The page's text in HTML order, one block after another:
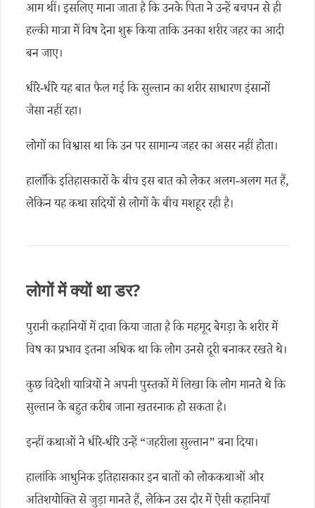
आम थीं। इसलिए माना जाता है कि उनके पिता ने उन्हें बचपन से ही
हल्की मात्रा में विष देना शुरू किया ताकि उनका शरीर जहर का आदी
बन जाए।
धीरे-धीरे यह बात फैल गई कि सुल्तान का शरीर साधारण इंसानों
जैसा नहीं रहा।
लोगों का विश्वास था कि उन पर सामान्य जहर का असर नहीं होता।
हालाँकि इतिहासकारों के बीच इस बात को लेकर अलग-अलग मत हैं,
लेकिन यह कथा सदियों से लोगों के बीच मशहूर रही है।
लोगों में क्यों था डर?
पुरानी कहानियों में दावा किया जाता है कि महमूद बेगड़ा के शरीर में
विष का प्रभाव इतना अधिक था कि लोग उनसे दूरी बनाकर रखते थे।
कुछ विदेशी यात्रियों ने अपनी पुस्तकों में लिखा कि लोग मानते थे कि
सुल्तान के बहुत करीब जाना खतरनाक हो सकता है।
इन्हीं कथाओं ने धीरे-धीरे उन्हें “जहरीला सुल्तान” बना दिया।
हालांकि आधुनिक इतिहासकार इन बातों को लोककथाओं और
अतिशयोक्ति से जुड़ा मानते हैं, लेकिन उस दौर में ऐसी कहानियाँ